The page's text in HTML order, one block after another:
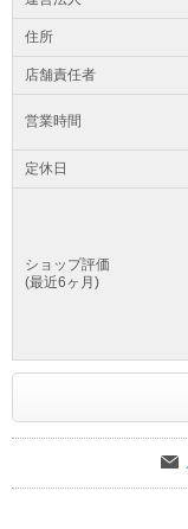
住所
店舗責任者
営業時間
定休日
ショップ評価
(最近6ヶ月)